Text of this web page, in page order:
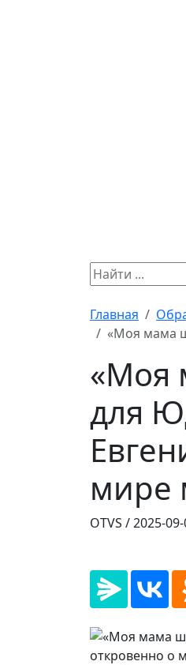
Главная
«Моя мама
«Моя
для
мире
OTVS /2025-